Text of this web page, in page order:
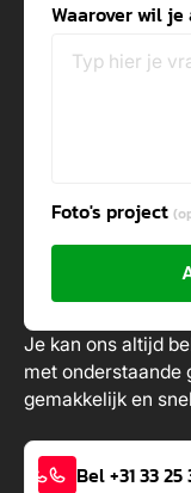
Waarover wil je
Foto's project
Je kan ons altijd
met onderstaande
gemakkelijk en
Bel +31 33 25